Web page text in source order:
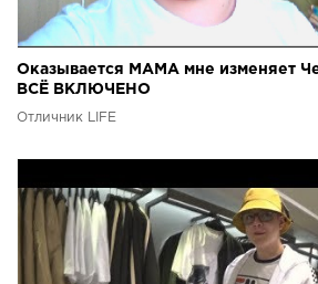
Оказывается МАМА мне изменяет
ВСЁ ВКЛЮЧЕНО
Отличник LIFE